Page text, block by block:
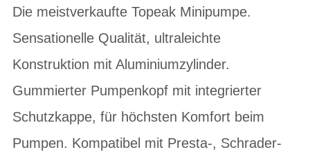
Die meistverkaufte Topeak Minipumpe.
Sensationelle Qualität, ultraleichte
Konstruktion mit Aluminiumzylinder.
Gummierter Pumpenkopf mit integrierter
Schutzkappe, für höchsten Komfort beim
Pumpen. Kompatibel mit Presta-, Schrader-